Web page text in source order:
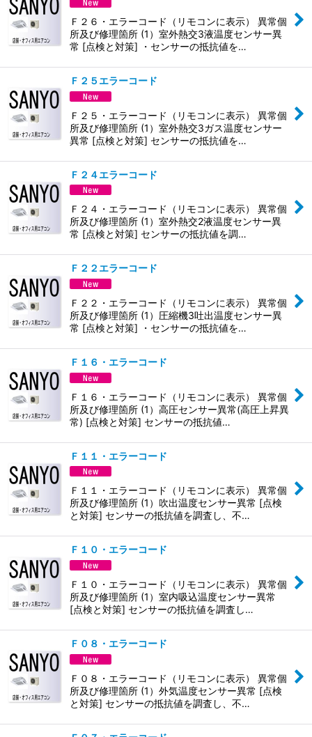
Ｆ２６・エラーコード（リモコンに表示） 異常個
所及び修理箇所 (1）室外熱交3液温度センサー異
常 [点検と対策] ・センサーの抵抗値を…
Ｆ２５エラーコード
Ｆ２５・エラーコード（リモコンに表示） 異常個
所及び修理箇所 (1）室外熱交3ガス温度センサー
異常 [点検と対策] センサーの抵抗値を…
Ｆ２４エラーコード
Ｆ２４・エラーコード（リモコンに表示） 異常個
所及び修理箇所 (1）室外熱交2液温度センサー異
常 [点検と対策] センサーの抵抗値を調…
Ｆ２２エラーコード
Ｆ２２・エラーコード（リモコンに表示） 異常個
所及び修理箇所 (1）圧縮機3吐出温度センサー異
常 [点検と対策] ・センサーの抵抗値を…
Ｆ１６・エラーコード
Ｆ１６・エラーコード（リモコンに表示） 異常個
所及び修理箇所 (1）高圧センサー異常(高圧上昇異
常) [点検と対策] センサーの抵抗値…
Ｆ１１・エラーコード
Ｆ１１・エラーコード（リモコンに表示） 異常個
所及び修理箇所 (1）吹出温度センサー異常 [点検
と対策] センサーの抵抗値を調査し、不…
Ｆ１０・エラーコード
Ｆ１０・エラーコード（リモコンに表示） 異常個
所及び修理箇所 (1）室内吸込温度センサー異常
[点検と対策] センサーの抵抗値を調査し…
Ｆ０８・エラーコード
Ｆ０８・エラーコード（リモコンに表示） 異常個
所及び修理箇所 (1）外気温度センサー異常 [点検
と対策] センサーの抵抗値を調査し、不…